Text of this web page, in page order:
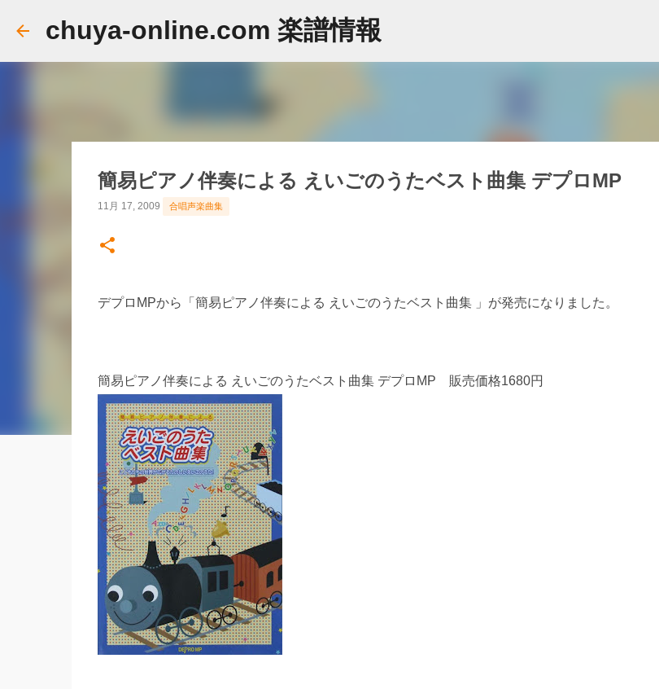
chuya-online.com 楽譜情報
簡易ピアノ伴奏による えいごのうたベスト曲集 デプロMP
11月 17, 2009 合唱声楽曲集
デプロMPから「簡易ピアノ伴奏による えいごのうたベスト曲集 」が発売になりました。
簡易ピアノ伴奏による えいごのうたベスト曲集 デプロMP 販売価格1680円